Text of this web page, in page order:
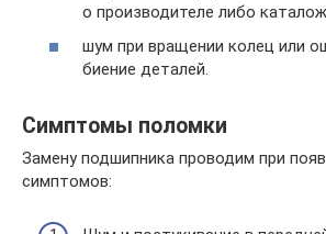
о производителе либо
шум при вращении колец или
биение деталей.
Симптомы поломки
Замену подшипника проводим при
симптомов: